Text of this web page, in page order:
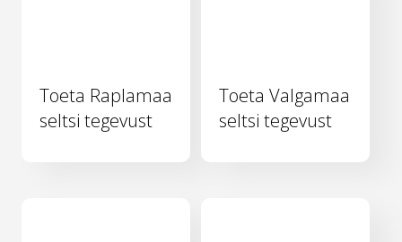
Toeta Raplamaa
seltsi tegevust
Toeta Valgamaa
seltsi tegevust